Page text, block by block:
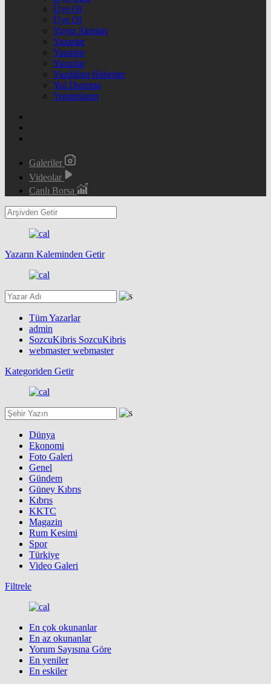
Üye Ol
Üye Ol
Yayın Akışları
Yazarlar
Yazarlar
Yazarlar
Yazdığım Haberler
Yol Durumu
Yorumlarım
Galeriler
Videolar
Canlı Borsa
Yazarın Kaleminden Getir
Tüm Yazarlar
admin
SozcuKibris SozcuKibris
webmaster webmaster
Kategoriden Getir
Dünya
Ekonomi
Foto Galeri
Genel
Gündem
Güney Kıbrıs
Kıbrıs
KKTC
Magazin
Rum Kesimi
Spor
Türkiye
Video Galeri
Filtrele
En çok okunanlar
En az okunanlar
Yorum Sayısına Göre
En yeniler
En eskiler